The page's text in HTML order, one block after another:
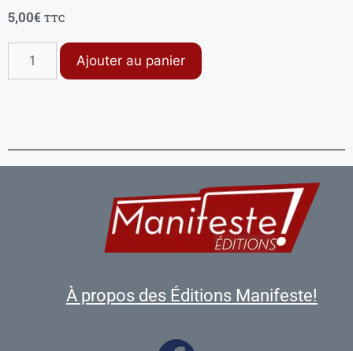
5,00€ TTC
Ajouter au panier
À propos des Éditions Manifeste!